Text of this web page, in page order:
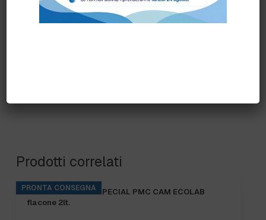
Prodotti correlati
PRONTA CONSEGNA
KITCHENPRO DES SPECIAL PMC CAM ECOLAB
flacone 2lt.